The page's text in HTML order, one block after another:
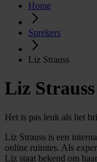
Home
Sprekers
Liz Strauss
Liz Strauss
Het is pas leuk als het
Liz Strauss is een
online ruimtes. Als
Liz staat bekend om